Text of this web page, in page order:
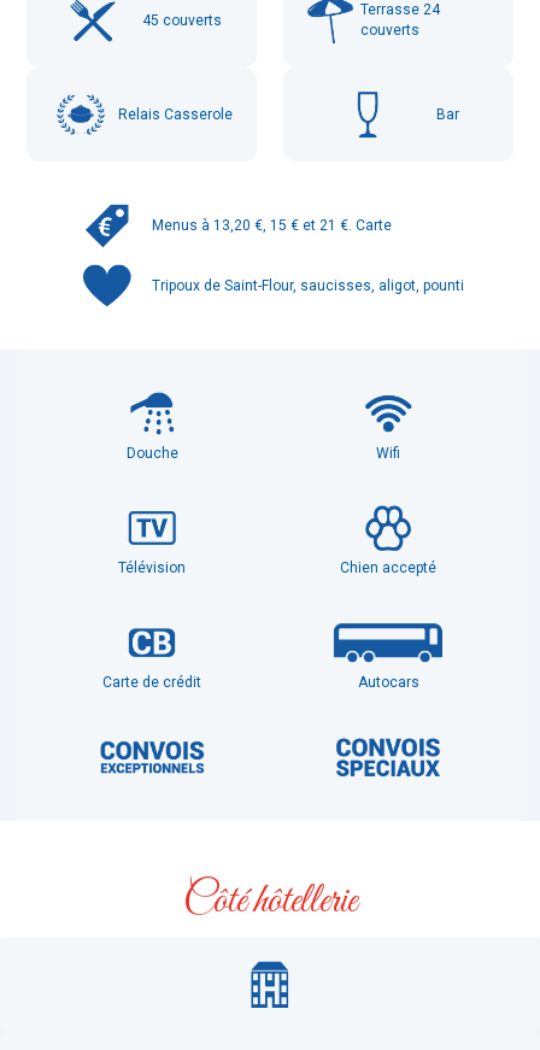
45 couverts
Terrasse 24
couverts
Relais Casserole Bar
Menus à 13,20 €, 15 € et 21 €. Carte
Tripoux de Saint-Flour, saucisses, aligot, pounti
Douche Wifi
Télévision Chien accepté
Carte de crédit Autocars
Côté hôtellerie